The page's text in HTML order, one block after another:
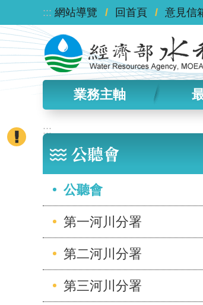
跳到主要內容區塊
::: 網站導覽 回首頁 意見信
業務主軸
:::
公聽會
公聽會
第一河川分署
第二河川分署
第三河川分署